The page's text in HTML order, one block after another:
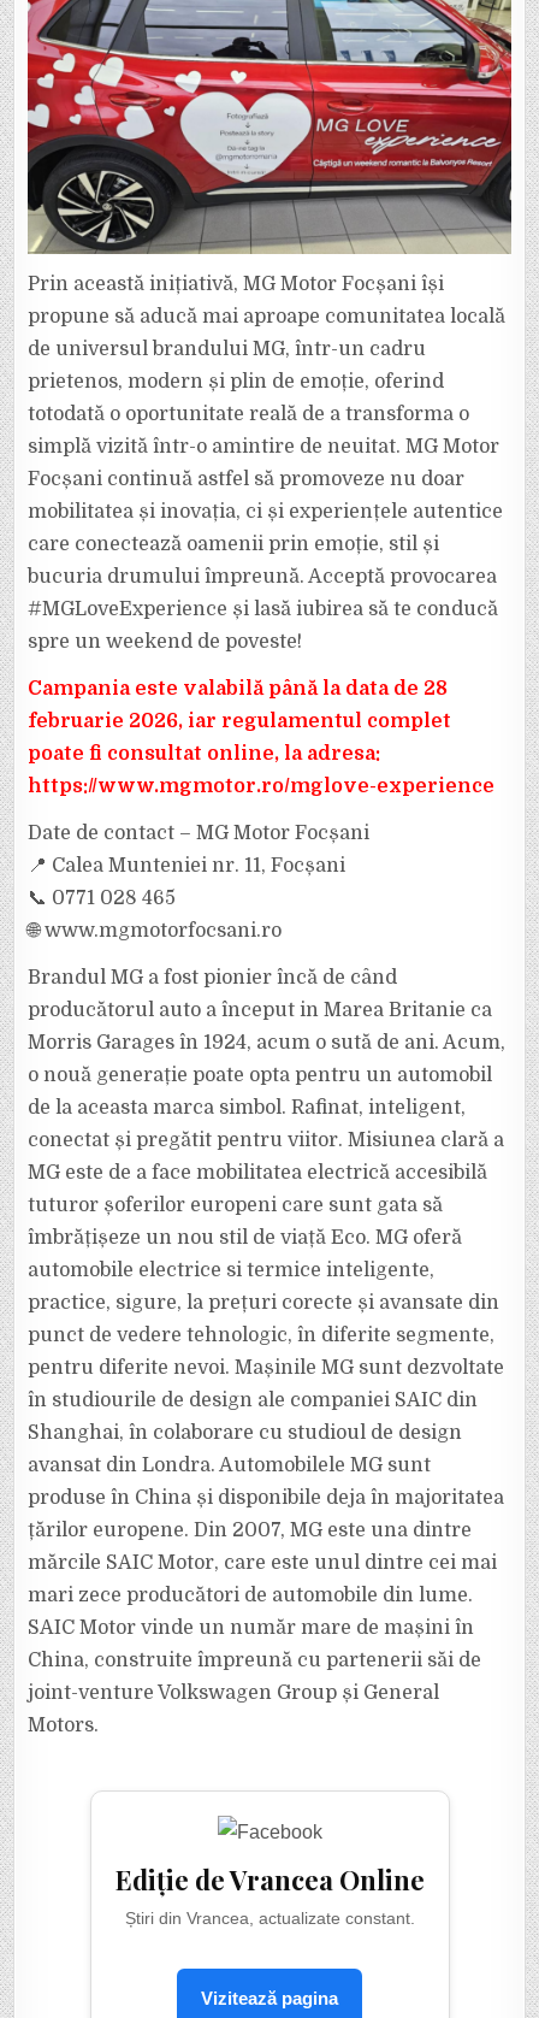
Prin această inițiativă, MG Motor Focșani își
propune să aducă mai aproape comunitatea locală
de universul brandului MG, într-un cadru
prietenos, modern și plin de emoție, oferind
totodată o oportunitate reală de a transforma o
simplă vizită într-o amintire de neuitat. MG Motor
Focșani continuă astfel să promoveze nu doar
mobilitatea și inovația, ci și experiențele autentice
care conectează oamenii prin emoție, stil și
bucuria drumului împreună. Acceptă provocarea
#MGLoveExperience și lasă iubirea să te conducă
spre un weekend de poveste!
Campania este valabilă până la data de 28
februarie 2026, iar regulamentul complet
poate fi consultat online, la adresa:
https://www.mgmotor.ro/mglove-experience
Date de contact – MG Motor Focșani
📍 Calea Munteniei nr. 11, Focșani
📞 0771 028 465
🌐 www.mgmotorfocsani.ro
Brandul MG a fost pionier încă de când
producătorul auto a început in Marea Britanie ca
Morris Garages în 1924, acum o sută de ani. Acum,
o nouă generație poate opta pentru un automobil
de la aceasta marca simbol. Rafinat, inteligent,
conectat și pregătit pentru viitor. Misiunea clară a
MG este de a face mobilitatea electrică accesibilă
tuturor șoferilor europeni care sunt gata să
îmbrățișeze un nou stil de viață Eco. MG oferă
automobile electrice si termice inteligente,
practice, sigure, la prețuri corecte și avansate din
punct de vedere tehnologic, în diferite segmente,
pentru diferite nevoi. Mașinile MG sunt dezvoltate
în studiourile de design ale companiei SAIC din
Shanghai, în colaborare cu studioul de design
avansat din Londra. Automobilele MG sunt
produse în China și disponibile deja în majoritatea
țărilor europene. Din 2007, MG este una dintre
mărcile SAIC Motor, care este unul dintre cei mai
mari zece producători de automobile din lume.
SAIC Motor vinde un număr mare de mașini în
China, construite împreună cu partenerii săi de
joint-venture Volkswagen Group și General
Motors.
Ediție de Vrancea Online
Știri din Vrancea, actualizate constant.
Vizitează pagina